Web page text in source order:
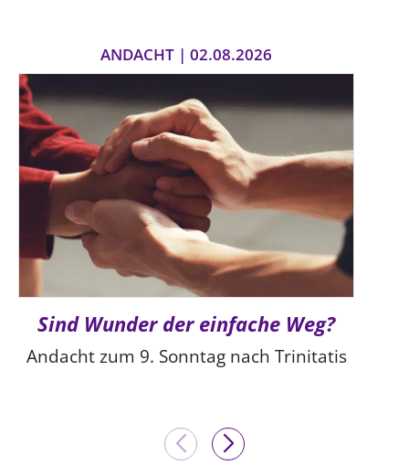
ANDACHT | 02.08.2026
Sind Wunder der einfache Weg?
Andacht zum 9. Sonntag nach Trinitatis